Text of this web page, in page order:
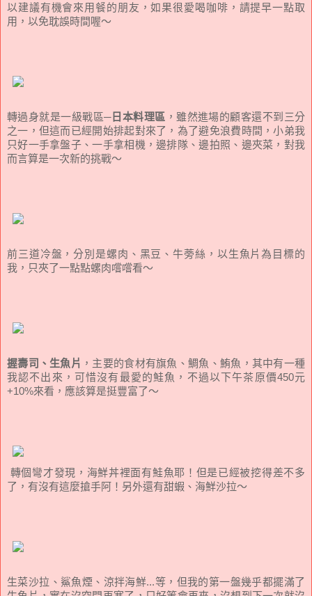
以建議有機會來用餐的朋友，如果很愛喝咖啡，請提早一點取
用，以免耽誤時間喔～
轉過身就是一級戰區─ 日本料理區 ，雖然進場的顧客還不到三分
之一，但這而已經開始排起對來了，為了避免浪費時間，小弟我
只好一手拿盤子、一手拿相機，邊排隊、邊拍照、邊夾菜，對我
而言算是一次新的挑戰～
前三道冷盤，分別是螺肉、黑豆、牛蒡絲，以生魚片為目標的
我，只夾了一點點螺肉嚐嚐看～
握壽司、生魚片 ，主要的食材有旗魚、鯛魚、鮪魚，其中有一種
我認不出來，可惜沒有最愛的鮭魚，不過以下午茶原價450元
+10%來看，應該算是挺豐富了～
轉個彎才發現，海鮮丼裡面有鮭魚耶！但是已經被挖得差不多
了，有沒有這麼搶手阿！另外還有甜蝦、海鮮沙拉～
生菜沙拉、鯊魚煙、涼拌海鮮...等，但我的第一盤幾乎都擺滿了